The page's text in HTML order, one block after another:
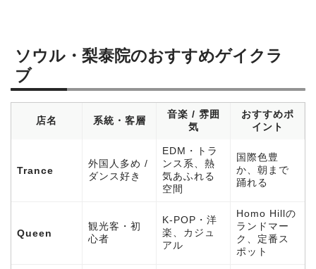
ソウル・梨泰院のおすすめゲイクラ
ブ
店名 系統・客層
音楽 / 雰囲
気
おすすめポ
イント
Trance
外国人多め /
ダンス好き
EDM・トラ
ンス系、熱
気あふれる
空間
国際色豊
か、朝まで
踊れる
Queen
観光客・初
心者
K-POP・洋
楽、カジュ
アル
Homo Hillの
ランドマー
ク、定番ス
ポット